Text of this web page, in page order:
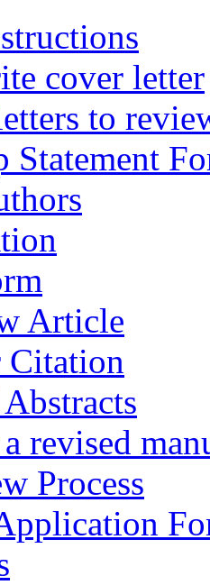
cover letter
to
Statement
Article
Citation
revised
Process